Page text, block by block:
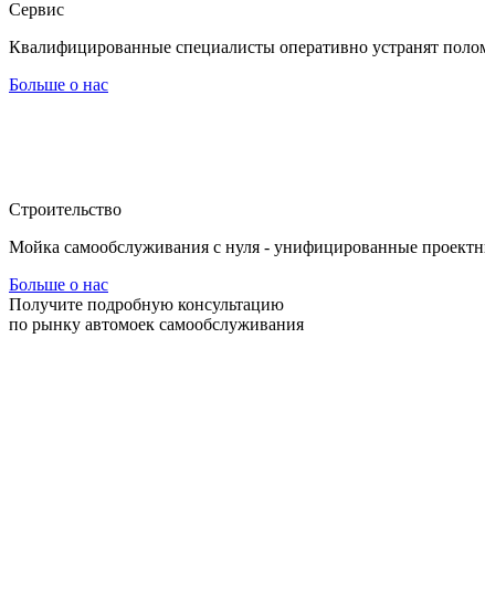
Cервис
Квалифицированные специалисты оперативно устранят
Больше о нас
Cтроительство
Мойка самообслуживания с нуля - унифицированные
Больше о нас
Получите подробную консультацию
по рынку автомоек самообслуживания